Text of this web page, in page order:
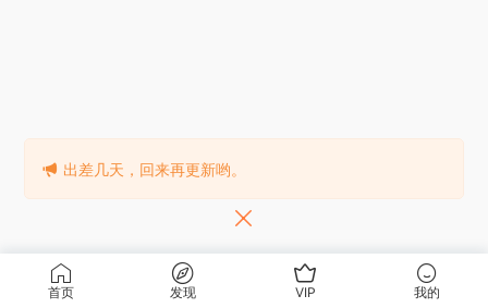
首页 发现 VIP 我的
出差几天，回来再更新哟。